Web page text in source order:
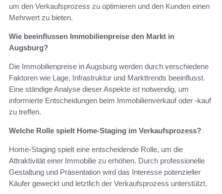
um den Verkaufsprozess zu optimieren und den Kunden einen
Mehrwert zu bieten.
Wie beeinflussen Immobilienpreise den Markt in
Augsburg?
Die Immobilienpreise in Augsburg werden durch verschiedene
Faktoren wie Lage, Infrastruktur und Markttrends beeinflusst.
Eine ständige Analyse dieser Aspekte ist notwendig, um
informierte Entscheidungen beim Immobilienverkauf oder -kauf
zu treffen.
Welche Rolle spielt Home-Staging im Verkaufsprozess?
Home-Staging spielt eine entscheidende Rolle, um die
Attraktivität einer Immobilie zu erhöhen. Durch professionelle
Gestaltung und Präsentation wird das Interesse potenzieller
Käufer geweckt und letztlich der Verkaufsprozess unterstützt.